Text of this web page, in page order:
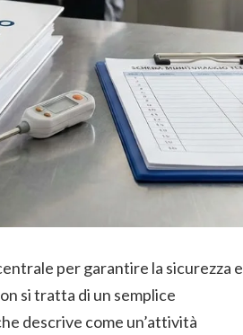
per garantire la sicurezza e
si tratta di un semplice
descrive come un’attività